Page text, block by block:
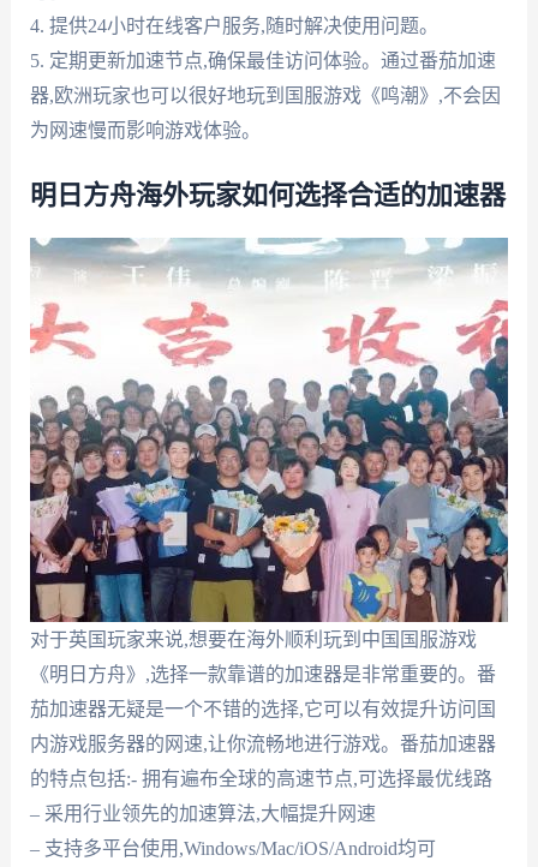
4. 提供24小时在线客户服务,随时解决使用问题。
5. 定期更新加速节点,确保最佳访问体验。通过番茄加速
器,欧洲玩家也可以很好地玩到国服游戏《鸣潮》,不会因
为网速慢而影响游戏体验。
明日方舟海外玩家如何选择合适的加速器
对于英国玩家来说,想要在海外顺利玩到中国国服游戏
《明日方舟》,选择一款靠谱的加速器是非常重要的。番
茄加速器无疑是一个不错的选择,它可以有效提升访问国
内游戏服务器的网速,让你流畅地进行游戏。番茄加速器
的特点包括:- 拥有遍布全球的高速节点,可选择最优线路
– 采用行业领先的加速算法,大幅提升网速
– 支持多平台使用,Windows/Mac/iOS/Android均可